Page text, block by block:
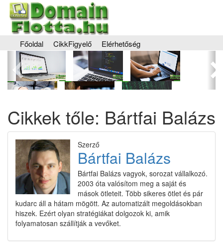
Főoldal CikkFigyelő Elérhetőség
Előző
Cikkek tőle: Bártfai Balázs
Szerző
Bártfai Balázs
Bártfai Balázs vagyok, sorozat vállalkozó.
2003 óta valósítom meg a saját és
mások ötleteit. Több sikeres ötlet és pár
kudarc áll a hátam mögött. Az automatizált megoldásokban
hiszek. Ezért olyan stratégiákat dolgozok ki, amik
folyamatosan szállítják a vevőket.